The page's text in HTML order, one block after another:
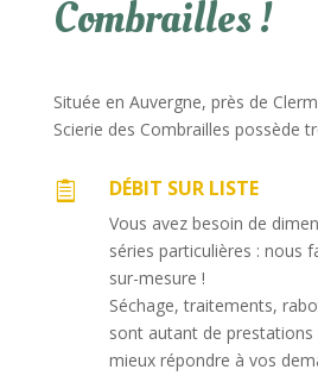
Combrailles !
Située en Auvergne, près de
Scierie des Combrailles possède
 DÉBIT SUR LISTE
Vous avez besoin de
séries particulières : nous
sur-mesure !
Séchage, traitements,
sont autant de prestations
mieux répondre à vos